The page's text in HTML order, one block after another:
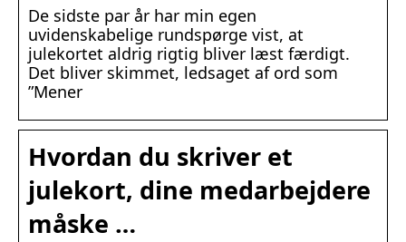
De sidste par år har min egen
uvidenskabelige rundspørge vist, at
julekortet aldrig rigtig bliver læst færdigt.
Det bliver skimmet, ledsaget af ord som
”Mener
Hvordan du skriver et
julekort, dine medarbejdere
måske …